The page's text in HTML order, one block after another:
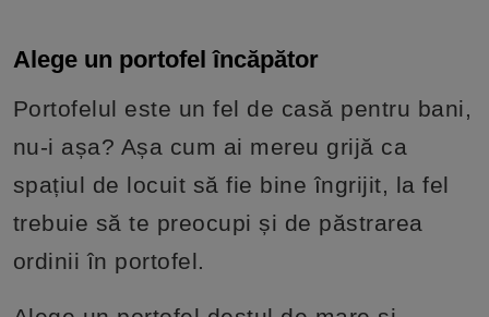
Alege un portofel încăpător
Portofelul este un fel de casă pentru bani,
nu-i așa? Așa cum ai mereu grijă ca
spațiul de locuit să fie bine îngrijit, la fel
trebuie să te preocupi și de păstrarea
ordinii în portofel.